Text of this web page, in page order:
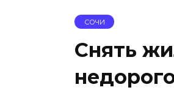
СОЧИ
Снять